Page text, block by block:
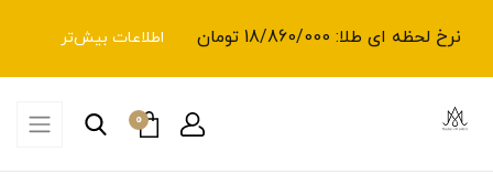
نرخ لحظه ای طلا: 18/860/000 تومان اطلاعات بیش‌تر
0